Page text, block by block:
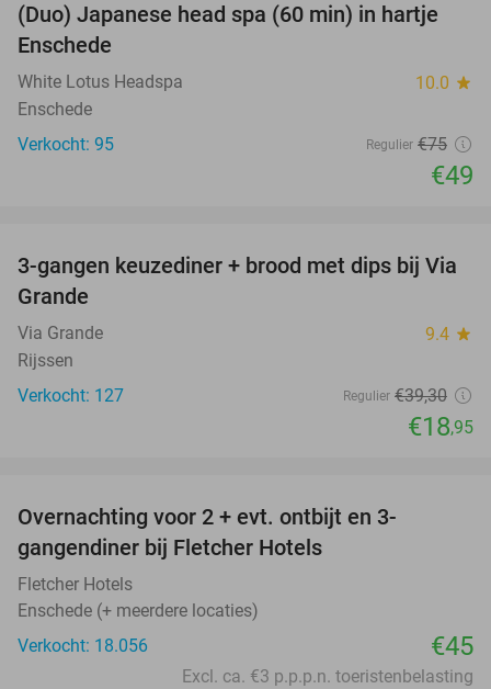
35%
(Duo) Japanese head spa (60 min) in hartje
Enschede
White Lotus Headspa 10.0 star
Enschede
Verkocht: 95
Regulier €75
€49
52%
3-gangen keuzediner + brood met dips bij Via
Grande
Via Grande 9.4 star
Rijssen
Verkocht: 127
Regulier €39,30
€18,95
Overnachting voor 2 + evt. ontbijt en 3-
gangendiner bij Fletcher Hotels
Fletcher Hotels
Enschede (+ meerdere locaties)
Verkocht: 18.056
€45
Excl. ca. €3 p.p.p.n. toeristenbelasting